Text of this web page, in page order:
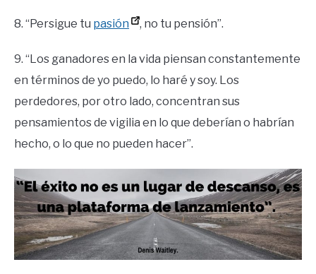
8. “Persigue tu pasión , no tu pensión”.
9. “Los ganadores en la vida piensan constantemente
en términos de yo puedo, lo haré y soy. Los
perdedores, por otro lado, concentran sus
pensamientos de vigilia en lo que deberían o habrían
hecho, o lo que no pueden hacer”.